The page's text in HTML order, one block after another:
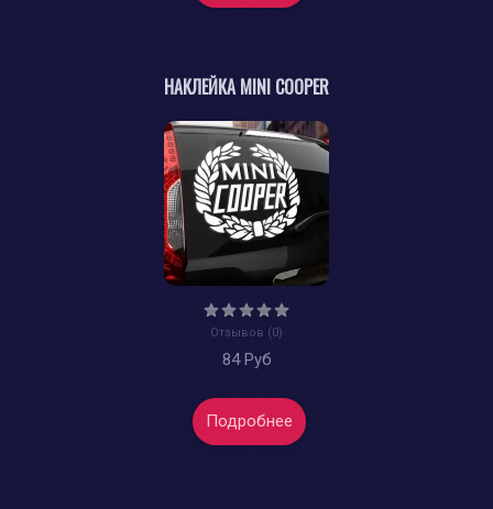
НАКЛЕЙКА MINI COOPER
Отзывов (0)
84 Руб
Подробнее